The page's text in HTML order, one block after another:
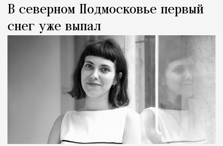
В северном Подмосковье первый
снег уже выпал